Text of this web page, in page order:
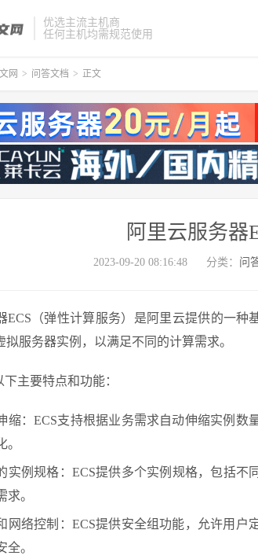
优选主流主机商
任何主机均需规范使用
网 > 问答文档 > 正文
阿里云服务器
2023-09-20 08:16:48 分类： 问
ECS（弹性计算服务）是阿里云提供的一
拟服务器实例，以满足不同的计算需求。
主要特点和功能：
缩：ECS支持根据业务需求自动伸缩实例
。
实例规格：ECS提供多个实例规格，包括不
求。
网络控制：ECS提供安全组功能，允许用
全。